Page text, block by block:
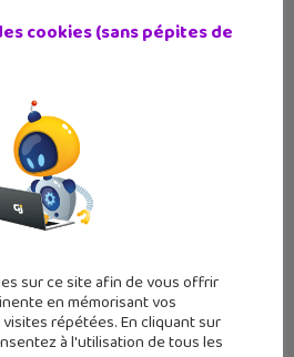
à Linux ? Découvre-
cookies (sans pépites de
sur ce site afin de vous offrir
en mémorisant vos
répétées. En cliquant sur
à l'utilisation de tous les